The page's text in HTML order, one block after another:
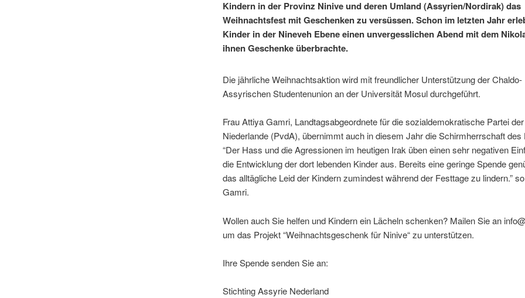
Kindern in der Provinz Ninive und deren Umland (Assyrien/Nordirak) das
Weihnachtsfest mit Geschenken zu versüssen. Schon im letzten Jahr
Kinder in der Nineveh Ebene einen unvergesslichen Abend mit dem
ihnen Geschenke überbrachte.
Die jährliche Weihnachtsaktion wird mit freundlicher Unterstützung der Chaldo-
Assyrischen Studentenunion an der Universität Mosul durchgeführt.
Frau Attiya Gamri, Landtagsabgeordnete für die sozialdemokratische Partei der
Niederlande (PvdA), übernimmt auch in diesem Jahr die Schirmherrschaft des
“Der Hass und die Agressionen im heutigen Irak üben einen sehr negativen
die Entwicklung der dort lebenden Kinder aus. Bereits eine geringe Spende
das alltägliche Leid der Kindern zumindest während der Festtage zu lindern.”
Gamri.
Wollen auch Sie helfen und Kindern ein Lächeln schenken? Mailen Sie an
um das Projekt “Weihnachtsgeschenk für Ninive“ zu unterstützen.
Ihre Spende senden Sie an:
Stichting Assyrie Nederland